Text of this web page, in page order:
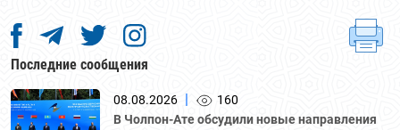
Последние сообщения
08.08.2026 |
160
В Чолпон-Ате обсудили новые направления